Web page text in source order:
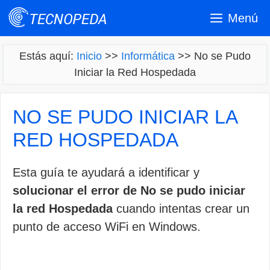
Saltar
Menú
Estás aquí: Inicio >> Informática >> No se Pudo
Iniciar la Red Hospedada
NO SE PUDO INICIAR LA
RED HOSPEDADA
Esta guía te ayudará a identificar y
solucionar el error de No se pudo iniciar
la red Hospedadacuando intentas crear un
punto de acceso WiFi en Windows.